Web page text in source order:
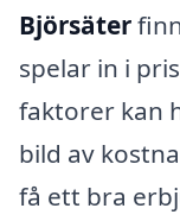
Björsäter
spelar in i
faktorer kan
bild av
få ett bra